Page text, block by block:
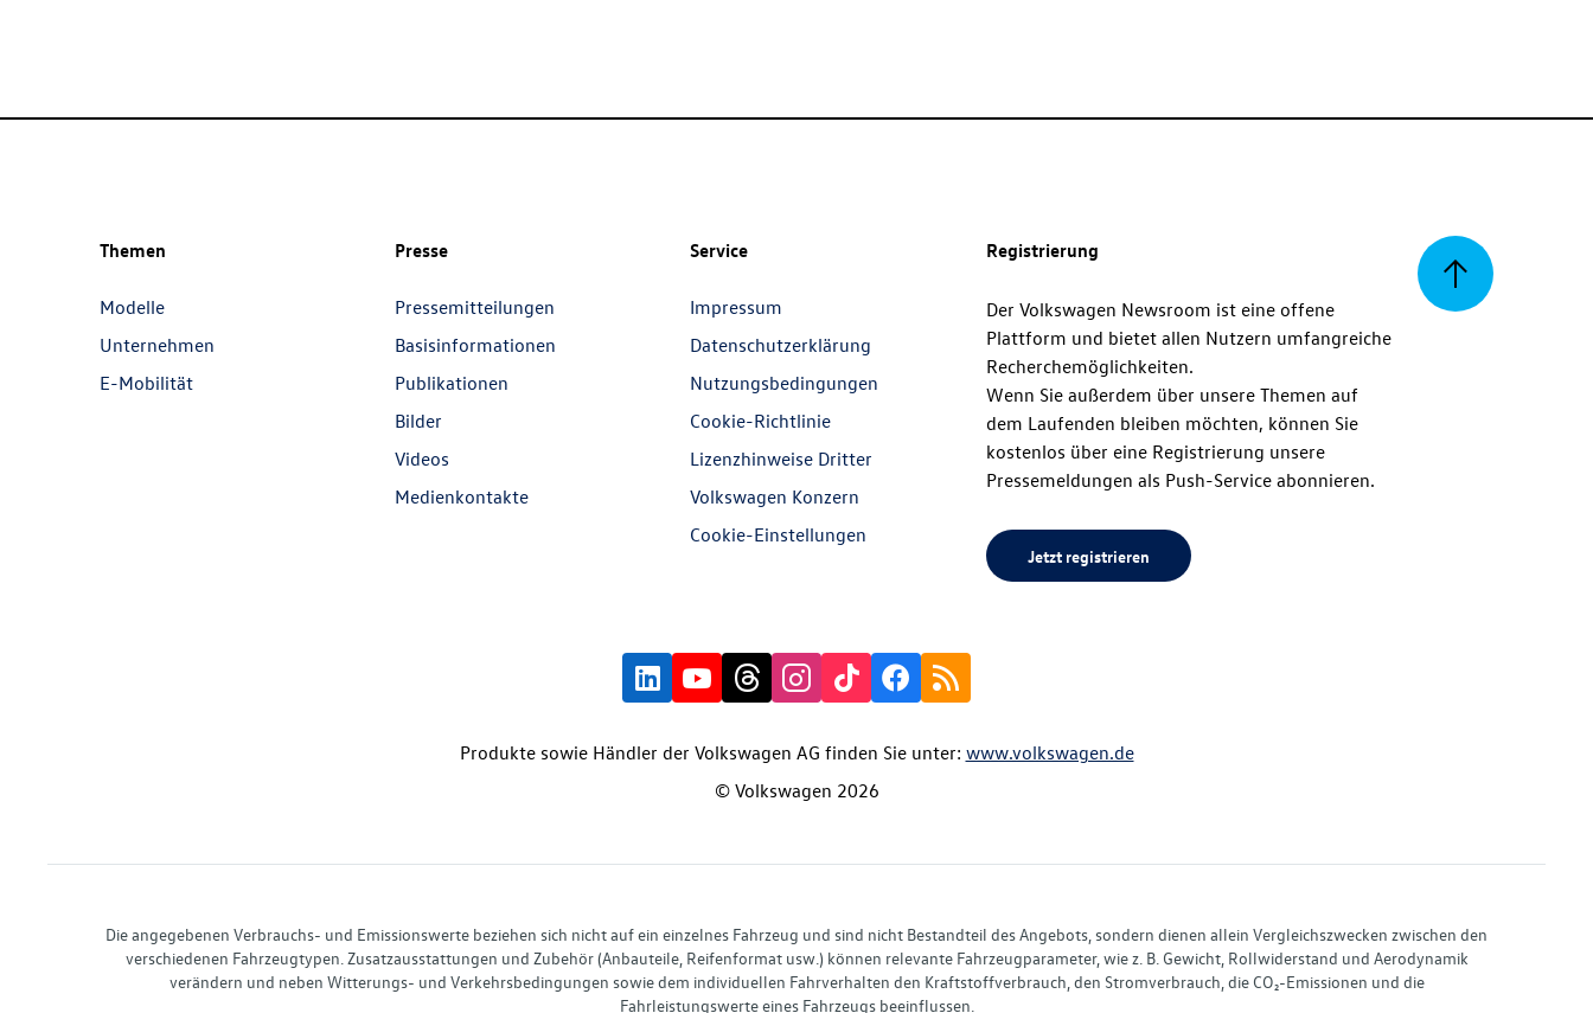
Zurück
Themen
Modelle
Unternehmen
E-Mobilität
Presse
Pressemitteilungen
Basisinformationen
Publikationen
Bilder
Videos
Medienkontakte
Service
Impressum
Datenschutzerklärung
Nutzungsbedingungen
Cookie-Richtlinie
Lizenzhinweise Dritter
Volkswagen Konzern
Cookie-Einstellungen
Registrierung
Der Volkswagen Newsroom ist eine offene
Plattform und bietet allen Nutzern umfangreiche
Recherchemöglichkeiten.
Wenn Sie außerdem über unsere Themen auf
dem Laufenden bleiben möchten, können Sie
kostenlos über eine Registrierung unsere
Pressemeldungen als Push-Service abonnieren.
Jetzt registrieren
Produkte sowie Händler der Volkswagen AG finden Sie unter: www.volkswagen.de
© Volkswagen 2026
Die angegebenen Verbrauchs- und Emissionswerte beziehen sich nicht auf ein einzelnes Fahrzeug und sind nicht Bestandteil des Angebots, sondern dienen allein Vergleichszwecken zwischen den
verschiedenen Fahrzeugtypen. Zusatzausstattungen und Zubehör (Anbauteile, Reifenformat usw.) können relevante Fahrzeugparameter, wie z. B. Gewicht, Rollwiderstand und Aerodynamik
verändern und neben Witterungs- und Verkehrsbedingungen sowie dem individuellen Fahrverhalten den Kraftstoffverbrauch, den Stromverbrauch, die CO₂-Emissionen und die
Fahrleistungswerte eines Fahrzeugs beeinflussen.